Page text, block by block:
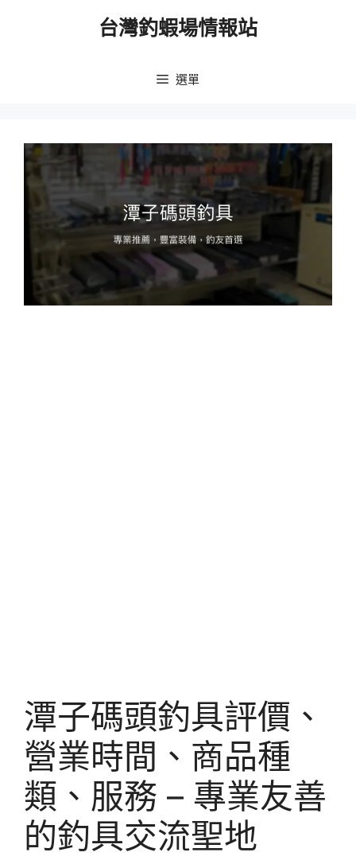
台灣釣蝦場情報站
選單
潭子碼頭釣具評價、
營業時間、商品種
類、服務 – 專業友善
的釣具交流聖地